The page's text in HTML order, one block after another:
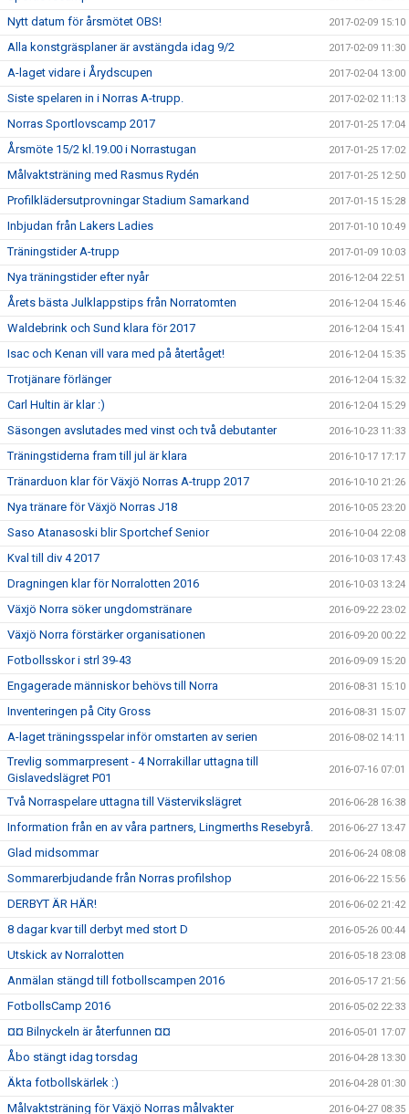
Nytt datum för årsmötet OBS! 2017-02-09 15:10
Alla konstgräsplaner är avstängda idag 9/2 2017-02-09 11:30
A-laget vidare i Årydscupen 2017-02-04 13:00
Siste spelaren in i Norras A-trupp. 2017-02-02 11:13
Norras Sportlovscamp 2017 2017-01-25 17:04
Årsmöte 15/2 kl.19.00 i Norrastugan 2017-01-25 17:02
Målvaktsträning med Rasmus Rydén 2017-01-25 12:50
Profilklädersutprovningar Stadium Samarkand 2017-01-15 15:28
Inbjudan från Lakers Ladies 2017-01-10 10:49
Träningstider A-trupp 2017-01-09 10:03
Nya träningstider efter nyår 2016-12-04 22:51
Årets bästa Julklappstips från Norratomten 2016-12-04 15:46
Waldebrink och Sund klara för 2017 2016-12-04 15:41
Isac och Kenan vill vara med på återtåget! 2016-12-04 15:35
Trotjänare förlänger 2016-12-04 15:32
Carl Hultin är klar :) 2016-12-04 15:29
Säsongen avslutades med vinst och två debutanter 2016-10-23 11:33
Träningstiderna fram till jul är klara 2016-10-17 17:17
Tränarduon klar för Växjö Norras A-trupp 2017 2016-10-10 21:26
Nya tränare för Växjö Norras J18 2016-10-05 23:20
Saso Atanasoski blir Sportchef Senior 2016-10-04 22:08
Kval till div 4 2017 2016-10-03 17:43
Dragningen klar för Norralotten 2016 2016-10-03 13:24
Växjö Norra söker ungdomstränare 2016-09-22 23:02
Växjö Norra förstärker organisationen 2016-09-20 00:22
Fotbollsskor i strl 39-43 2016-09-09 15:20
Engagerade människor behövs till Norra 2016-08-31 15:10
Inventeringen på City Gross 2016-08-31 15:07
A-laget träningsspelar inför omstarten av serien 2016-08-02 14:11
Trevlig sommarpresent - 4 Norrakillar uttagna till
Gislavedslägret P01
2016-07-16 07:01
Två Norraspelare uttagna till Västervikslägret 2016-06-28 16:38
Information från en av våra partners, Lingmerths Resebyrå. 2016-06-27 13:47
Glad midsommar 2016-06-24 08:08
Sommarerbjudande från Norras profilshop 2016-06-22 15:56
DERBYT ÄR HÄR! 2016-06-02 21:42
8 dagar kvar till derbyt med stort D 2016-05-26 00:44
Utskick av Norralotten 2016-05-18 23:08
Anmälan stängd till fotbollscampen 2016 2016-05-17 21:56
FotbollsCamp 2016 2016-05-02 22:33
¤¤ Bilnyckeln är återfunnen ¤¤ 2016-05-01 17:07
Åbo stängt idag torsdag 2016-04-28 13:30
Äkta fotbollskärlek :) 2016-04-28 01:30
Målvaktsträning för Växjö Norras målvakter 2016-04-27 08:35